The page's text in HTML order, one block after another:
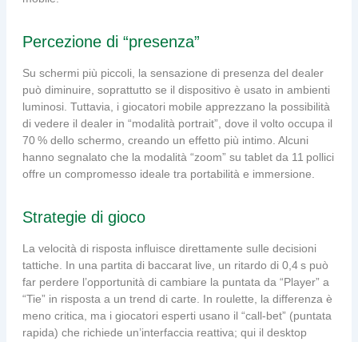
Percezione di “presenza”
Su schermi più piccoli, la sensazione di presenza del dealer
può diminuire, soprattutto se il dispositivo è usato in ambienti
luminosi. Tuttavia, i giocatori mobile apprezzano la possibilità
di vedere il dealer in “modalità portrait”, dove il volto occupa il
70 % dello schermo, creando un effetto più intimo. Alcuni
hanno segnalato che la modalità “zoom” su tablet da 11 pollici
offre un compromesso ideale tra portabilità e immersione.
Strategie di gioco
La velocità di risposta influisce direttamente sulle decisioni
tattiche. In una partita di baccarat live, un ritardo di 0,4 s può
far perdere l’opportunità di cambiare la puntata da “Player” a
“Tie” in risposta a un trend di carte. In roulette, la differenza è
meno critica, ma i giocatori esperti usano il “call‑bet” (puntata
rapida) che richiede un’interfaccia reattiva; qui il desktop